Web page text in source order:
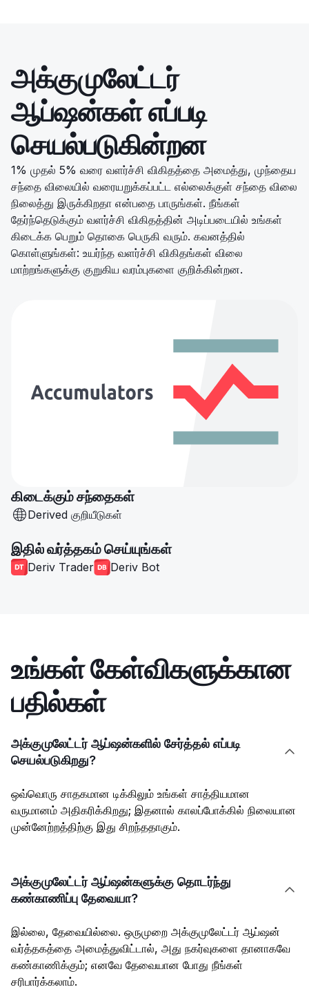
அக்குமுலேட்டர்
ஆப்ஷன்கள் எப்படி
செயல்படுகின்றன
1% முதல் 5% வரை வளர்ச்சி விகிதத்தை அமைத்து, முந்தைய
சந்தை விலையில் வரையறுக்கப்பட்ட எல்லைக்குள் சந்தை விலை
நிலைத்து இருக்கிறதா என்பதை பாருங்கள். நீங்கள்
தேர்ந்தெடுக்கும் வளர்ச்சி விகிதத்தின் அடிப்படையில் உங்கள்
கிடைக்க பெறும் தொகை பெருகி வரும். கவனத்தில்
கொள்ளுங்கள்: உயர்ந்த வளர்ச்சி விகிதங்கள் விலை
மாற்றங்களுக்கு குறுகிய வரம்புகளை குறிக்கின்றன.
கிடைக்கும் சந்தைகள்
Derived குறியீடுகள்
இதில் வர்த்தகம் செய்யுங்கள்
Deriv Trader Deriv Bot
உங்கள் கேள்விகளுக்கான
பதில்கள்
அக்குமுலேட்டர் ஆப்ஷன்களில் சேர்த்தல் எப்படி
செயல்படுகிறது?

ஒவ்வொரு சாதகமான டிக்கிலும் உங்கள் சாத்தியமான
வருமானம் அதிகரிக்கிறது; இதனால் காலப்போக்கில் நிலையான
முன்னேற்றத்திற்கு இது சிறந்ததாகும்.
அக்குமுலேட்டர் ஆப்ஷன்களுக்கு தொடர்ந்து
கண்காணிப்பு தேவையா?

இல்லை, தேவையில்லை. ஒருமுறை அக்குமுலேட்டர் ஆப்ஷன்
வர்த்தகத்தை அமைத்துவிட்டால், அது நகர்வுகளை தானாகவே
கண்காணிக்கும்; எனவே தேவையான போது நீங்கள்
சரிபார்க்கலாம்.